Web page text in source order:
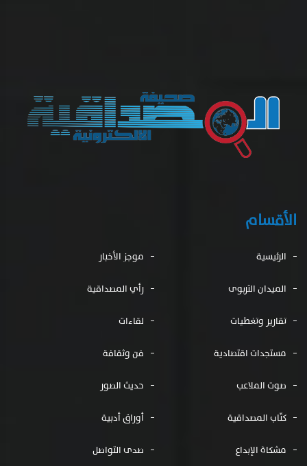
الأقسام
الرئيسية موجز الأخبار
الميدان التربوى رأي المصداقية
تقارير وتغطيات لقاءات
مستجدات اقتصادية فن وثقافة
صوت الملاعب حديث الصور
كتّاب المصداقية أوراق أدبية
مشكاة الإبداع صدى التواصل